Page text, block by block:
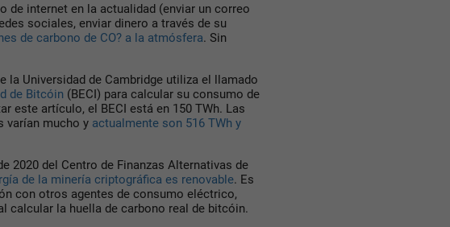
de internet en la actualidad (enviar un correo
sociales, enviar dinero a través de su
de carbono de CO? a la atmósfera. Sin
la Universidad de Cambridge utiliza el llamado
de Bitcóin (BECI) para calcular su consumo de
este artículo, el BECI está en 150 TWh. Las
varían mucho y actualmente son 516 TWh y
2020 del Centro de Finanzas Alternativas de
de la minería criptográfica es renovable. Es
con otros agentes de consumo eléctrico,
calcular la huella de carbono real de bitcóin.